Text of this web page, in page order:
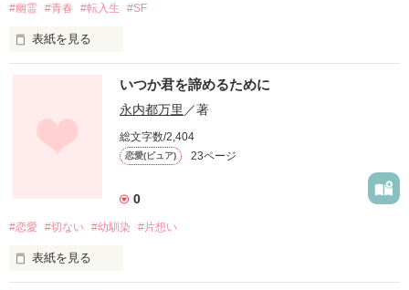
#幽霊 #青春 #転入生 #SF
表紙を見る
作品を読む
いつか君を諦めるために
永内都万里 ／著
総文字数/2,404
恋愛(ピュア) 23ページ
0
#恋愛 #切ない #幼馴染 #片想い
表紙を見る